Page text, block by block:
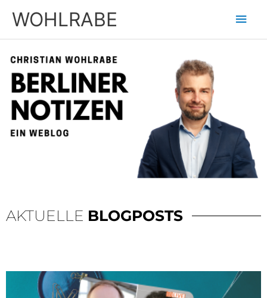
InhaltWOHLRABE
AKTUELLE BLOGPOSTS